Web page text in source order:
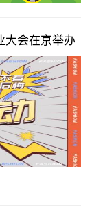
大会在京举办